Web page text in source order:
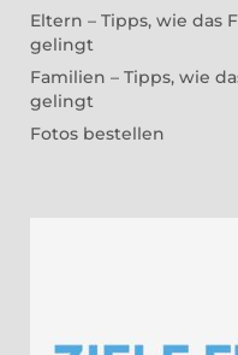
Eltern – Tipps, wie das
gelingt
Familien – Tipps, wie
gelingt
Fotos bestellen